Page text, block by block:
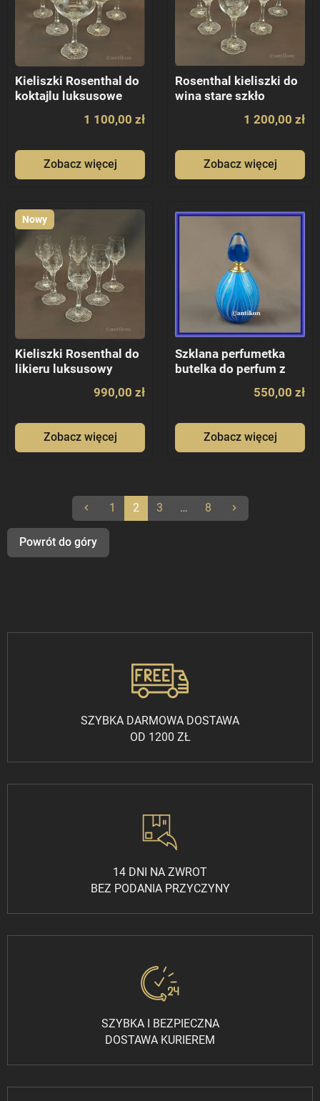
Kieliszki Rosenthal do
koktajlu luksusowe
1 100,00 zł
Zobacz więcej
Rosenthal kieliszki do
wina stare szkło
1 200,00 zł
Zobacz więcej
Nowy
Kieliszki Rosenthal do
likieru luksusowy
990,00 zł
Zobacz więcej
Szklana perfumetka
butelka do perfum z
550,00 zł
Zobacz więcej
keyboard_arrow_left Poprzedni
1 2 3 … 8 keyboard_arrow_right
Powrót do góry
SZYBKA DARMOWA DOSTAWA
OD 1200 ZŁ
14 DNI NA ZWROT
BEZ PODANIA PRZYCZYNY
SZYBKA I BEZPIECZNA
DOSTAWA KURIEREM